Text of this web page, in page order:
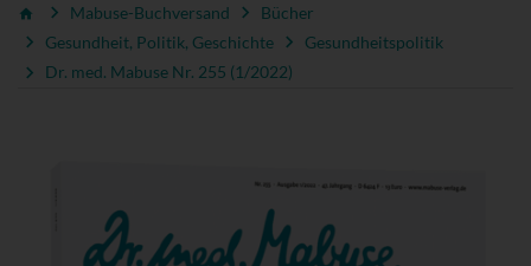
Mabuse-Buchversand
Bücher
Gesundheit, Politik, Geschichte
Gesundheitspolitik
Dr. med. Mabuse Nr. 255 (1/2022)